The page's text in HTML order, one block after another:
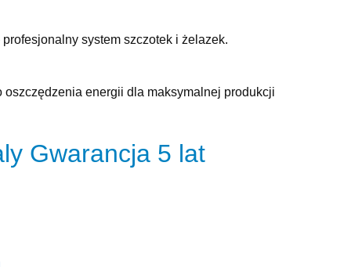
system szczotek i żelazek.
energii dla maksymalnej produkcji
Gwarancja 5 lat